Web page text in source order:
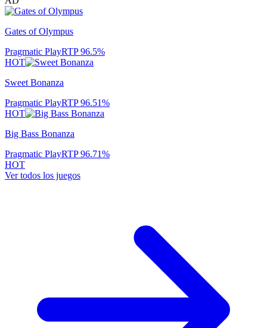
Gates of Olympus
Pragmatic PlayRTP96.5%
HOT
Sweet Bonanza
Pragmatic PlayRTP96.51%
HOT
Big Bass Bonanza
Pragmatic PlayRTP96.71%
HOT
Ver todos los juegos